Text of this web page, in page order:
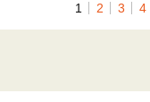
1 2 3 4